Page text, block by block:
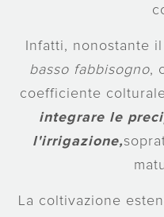
Infatti, nonostante
basso fabbisogno,
coefficiente
integrare le
l'irrigazione,
La coltivazione